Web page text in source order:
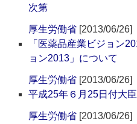
次第
厚生労働省 [2013/06/26]
「医薬品産業ビジョン
ョン2013」について
厚生労働省 [2013/06/26]
平成25年６月25日付大
厚生労働省 [2013/06/26]